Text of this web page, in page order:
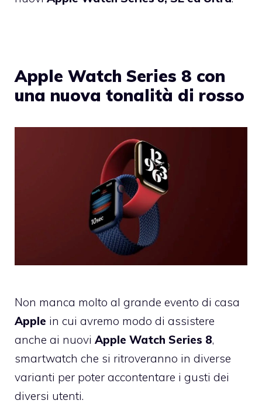
Apple Watch Series 8 con
una nuova tonalità di rosso
Non manca molto al grande evento di casa
Apple in cui avremo modo di assistere
anche ai nuovi Apple Watch Series 8,
smartwatch che si ritroveranno in diverse
varianti per poter accontentare i gusti dei
diversi utenti.